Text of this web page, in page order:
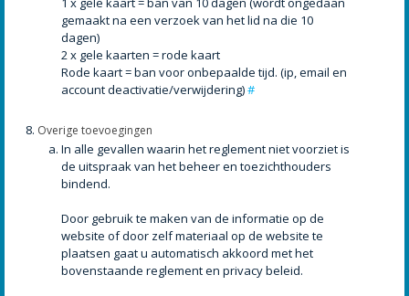
gemaakt na een verzoek van het lid na die 10
dagen)
2 x gele kaarten = rode kaart
Rode kaart = ban voor onbepaalde tijd. (ip, email en
account deactivatie/verwijdering)#
Overige toevoegingen
In alle gevallen waarin het reglement niet voorziet is
de uitspraak van het beheer en toezichthouders
bindend.
Door gebruik te maken van de informatie op de
website of door zelf materiaal op de website te
plaatsen gaat u automatisch akkoord met het
bovenstaande reglement en privacy beleid.